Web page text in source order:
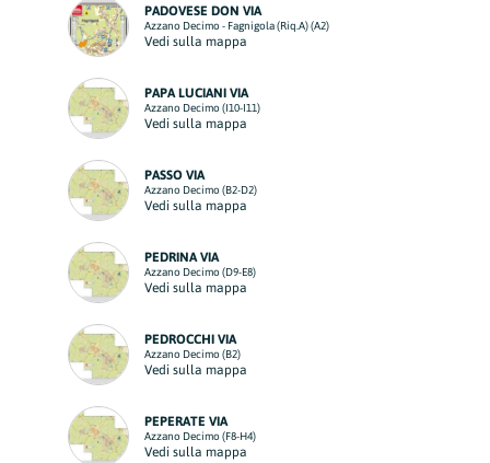
PADOVESE DON VIA
Azzano Decimo - Fagnigola (Riq.A) (A2)
Vedi sulla mappa
PAPA LUCIANI VIA
Azzano Decimo (I10-I11)
Vedi sulla mappa
PASSO VIA
Azzano Decimo (B2-D2)
Vedi sulla mappa
PEDRINA VIA
Azzano Decimo (D9-E8)
Vedi sulla mappa
PEDROCCHI VIA
Azzano Decimo (B2)
Vedi sulla mappa
PEPERATE VIA
Azzano Decimo (F8-H4)
Vedi sulla mappa